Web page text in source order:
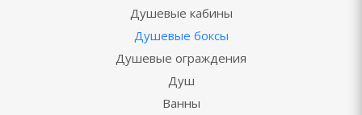
Душевые кабины
Душевые боксы
Душевые ограждения
Душ
Ванны